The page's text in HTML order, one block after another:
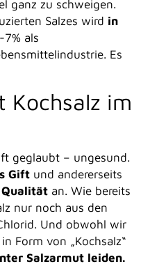
ganz zu schweigen.
Salzes wird in
als
Es
Kochsalz im
geglaubt – ungesund.
Gift und andererseits
Qualität an. Wie bereits
nur noch aus den
Und obwohl wir
Form von „Kochsalz“
Salzarmut leiden.